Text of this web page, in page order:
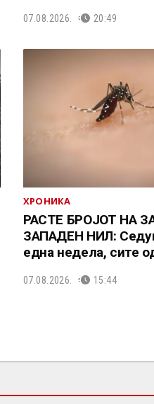
07.08.2026. 20:49
ХРОНИКА
РАСТЕ БРОЈОТ НА
ЗАПАДЕН НИЛ:
една недела, сите
07.08.2026. 15:44